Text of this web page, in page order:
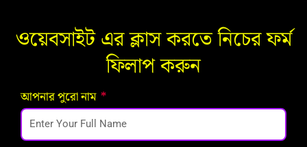
ওয়েবসাইট এর ক্লাস করতে নিচের ফর্ম
ফিলাপ করুন
আপনার পুরো নাম